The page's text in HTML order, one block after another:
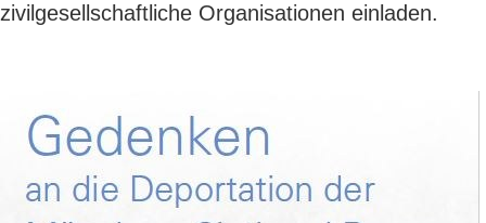
zivilgesellschaftliche Organisationen einladen.